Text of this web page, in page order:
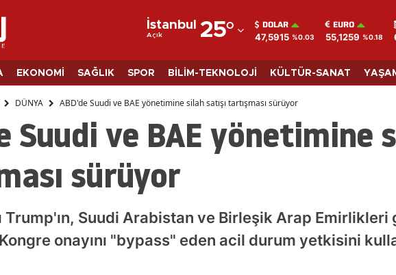
İstanbul
Açık 25°
Adana
Adıyaman
Afyonkarahisar
Ağrı
Ankara
Antalya
Artvin
DOLAR
47,5915 %0.03
EURO
55,1259 %0.18
EKONOMİ SAĞLIK SPOR BİLİM-TEKNOLOJİ KÜLTÜR-SANAT
DÜNYA ABD'de Suudi ve BAE yönetimine silah satışı tartışması sürüyor
Suudi ve BAE yönetimine
sürüyor
Trump'ın, Suudi Arabistan ve Birleşik Arap
Kongre onayını "bypass" eden acil durum yetkisini